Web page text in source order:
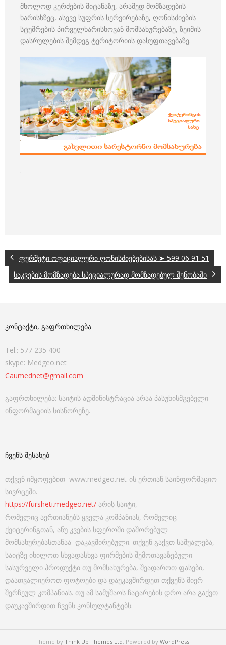
მხოლოდ კერძების მიტანაზე, არამედ მომზადების
ხარისხზეც, ასევე სუფრის სერვირებაზე, ღონისძიების
სტუმრების პირველხარისხოვან მომსახურებაზე, ზეიმის
დასრულების შემდეგ ტერიტორიის დასუფთავებაზე.
.
ფურშეტი ოფიციალური ღონისძიებებისას ➤ 599 06 91 51
საკვების მომზადება სპეციალურად მომზადებულ შენობაში
ᲙᲝᲜᲢᲐᲥᲢᲘ, ᲒᲐᲤᲠᲗᲮᲘᲚᲔᲑᲐ
Tel.: 577 235 400
skype: Medgeo.net
Caumednet@gmail.com
გაფრთხილება: საიტის ადმინისტრაცია არაა პასუხისმგებელი
ინფორმაციის სისწორეზე.
ᲩᲕᲔᲜᲡ ᲨᲔᲡᲐᲮᲔᲑ
თქვენ იმყოფებით www.medgeo.net-ის ერთიან საინფორმაციო
სივრცეში.
https://fursheti.medgeo.net/ არის საიტი,
რომელიც აერთიანებს ყველა კომპანიას, რომელიც
ქეიტერინგთან, ანუ კვების სფეროში დაშორებულ
მომსახურებასთანაა დაკავშირებული. თქვენ გაქვთ საშუალება,
საიტზე იხილოთ სხვადასხვა ფირმების შემოთავაზებული
სასურველი პროდუქტი თუ მომსახურება, შეადაროთ ფასები,
დაათვალიეროთ ფოტოები და დაუკავშირდეთ თქვენს მიერ
შერჩეულ კომპანიას. თუ ამ სამუშაოს ჩატარების დრო არა გაქვთ
დაუკავშირდით ჩვენს კონსულტანტებს.
Theme by Think Up Themes Ltd. Powered by WordPress.